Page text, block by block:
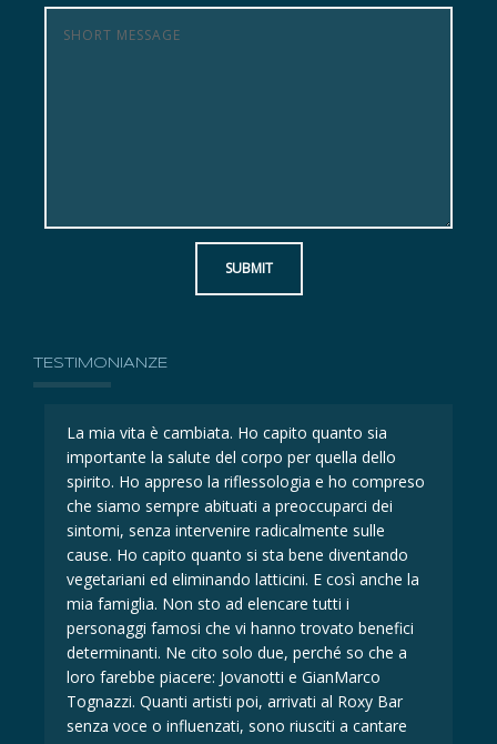
SUBMIT
TESTIMONIANZE
La mia vita è cambiata. Ho capito quanto sia
importante la salute del corpo per quella dello
spirito. Ho appreso la riflessologia e ho compreso
che siamo sempre abituati a preoccuparci dei
sintomi, senza intervenire radicalmente sulle
cause. Ho capito quanto si sta bene diventando
vegetariani ed eliminando latticini. E così anche la
mia famiglia. Non sto ad elencare tutti i
personaggi famosi che vi hanno trovato benefici
determinanti. Ne cito solo due, perché so che a
loro farebbe piacere: Jovanotti e GianMarco
Tognazzi. Quanti artisti poi, arrivati al Roxy Bar
senza voce o influenzati, sono riusciti a cantare